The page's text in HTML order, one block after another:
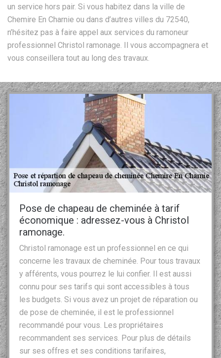
un service hors pair. Si vous habitez dans la ville de
Chemire En Charnie ou dans d’autres villes du 72540,
n’hésitez pas à faire appel aux services du ramoneur
professionnel Christol ramonage. Il vous accompagnera et
vous conseillera tout au long des travaux.
Pose de chapeau de cheminée à tarif
économique : adressez-vous à Christol
ramonage.
Christol ramonage est un professionnel en ce qui
concerne les travaux de cheminée. Pour tous travaux
y afférents, vous pourrez le lui confier. Il est aussi
connu pour ses tarifs qui sont accessibles à tous
les budgets. Si vous avez un projet de réparation ou
de pose de cheminée, il est le professionnel
recommandé pour vous. Les propriétaires
recommandent ses services. Pour plus de détails
sur ses offres et ses conditions tarifaires,